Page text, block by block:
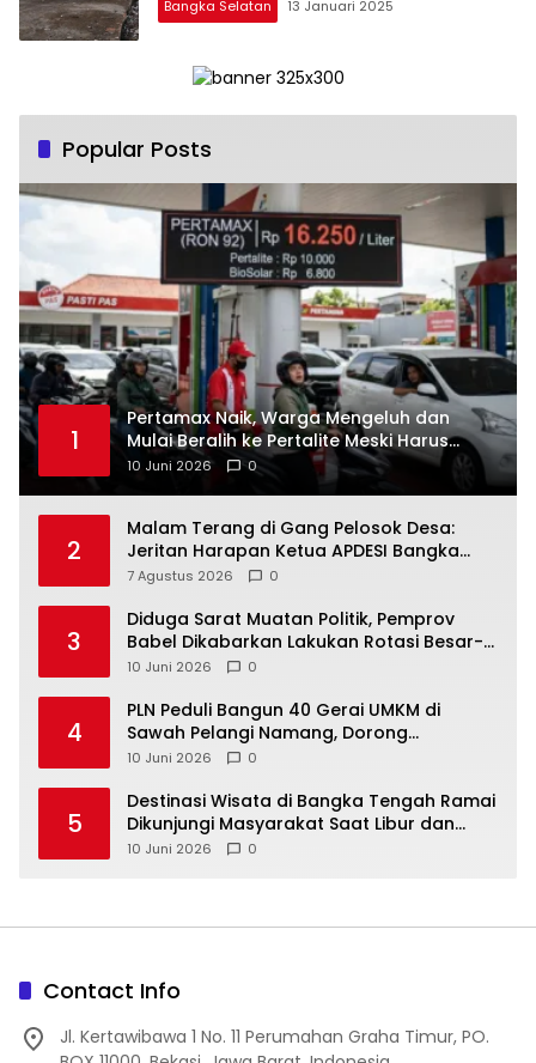
Bangka Selatan 13 Januari 2025
Popular Posts
1
‎Pertamax Naik, Warga Mengeluh dan
Mulai Beralih ke Pertalite Meski Harus
10 Juni 2026 0
2
Malam Terang di Gang Pelosok Desa:
Jeritan Harapan Ketua APDESI Bangka
Tengah untuk PLN Babel
7 Agustus 2026 0
3
‎Diduga Sarat Muatan Politik, Pemprov
Babel Dikabarkan Lakukan Rotasi Besar-
10 Juni 2026 0
4
‎PLN Peduli Bangun 40 Gerai UMKM di
Sawah Pelangi Namang, Dorong
10 Juni 2026 0
5
‎Destinasi Wisata di Bangka Tengah Ramai
Dikunjungi Masyarakat Saat Libur dan
Akhir Pekan
10 Juni 2026 0
Contact Info
Jl. Kertawibawa 1 No. 11 Perumahan Graha Timur, PO.